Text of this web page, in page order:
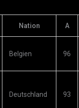
Nation A
Belgien 96
Deutschland 93